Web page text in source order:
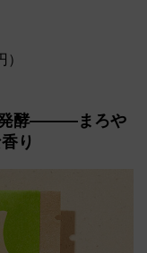
酵―――まろや
り